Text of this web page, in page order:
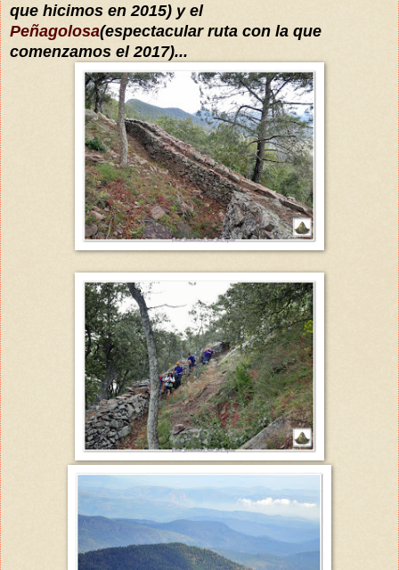
que hicimos en 2015) y el
Peñagolosa(espectacular ruta con la que
comenzamos el 2017)...